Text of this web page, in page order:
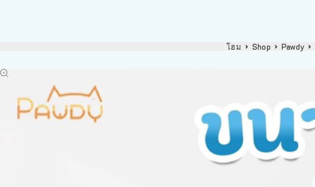
โฮม Shop Pawdy